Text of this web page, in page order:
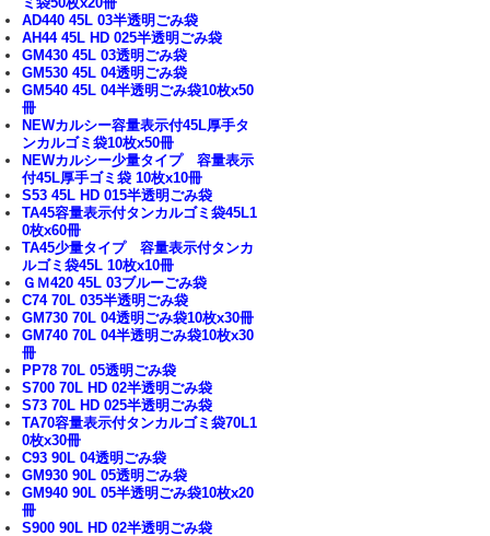
AD440 45L 03半透明ごみ袋
AH44 45L HD 025半透明ごみ袋
GM430 45L 03透明ごみ袋
GM530 45L 04透明ごみ袋
GM540 45L 04半透明ごみ袋10枚x50
冊
NEWカルシー容量表示付45L厚手タ
ンカルゴミ袋10枚x50冊
NEWカルシー少量タイプ 容量表示
付45L厚手ゴミ袋 10枚x10冊
S53 45L HD 015半透明ごみ袋
TA45容量表示付タンカルゴミ袋45L1
0枚x60冊
TA45少量タイプ 容量表示付タンカ
ルゴミ袋45L 10枚x10冊
ＧＭ420 45L 03ブルーごみ袋
C74 70L 035半透明ごみ袋
GM730 70L 04透明ごみ袋10枚x30冊
GM740 70L 04半透明ごみ袋10枚x30
冊
PP78 70L 05透明ごみ袋
S700 70L HD 02半透明ごみ袋
S73 70L HD 025半透明ごみ袋
TA70容量表示付タンカルゴミ袋70L1
0枚x30冊
C93 90L 04透明ごみ袋
GM930 90L 05透明ごみ袋
GM940 90L 05半透明ごみ袋10枚x20
冊
S900 90L HD 02半透明ごみ袋